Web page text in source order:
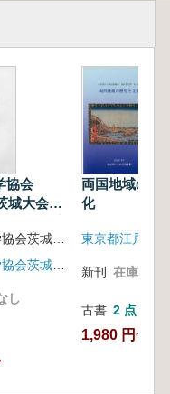
協会
城大会
周辺
し
両国地域の歴
化
東京都江戸東
新刊 在庫なし
古書 2 点
1,980 円~